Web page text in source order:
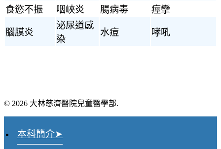
食慾不振 咽峽炎 腸病毒 痙攣
腦膜炎
泌尿道感
染
水痘 哮吼
© 2026 大林慈濟醫院兒童醫學部.
本科簡介